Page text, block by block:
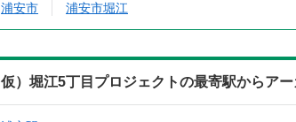
浦安市 浦安市堀江
仮）堀江5丁目プロジェクトの最寄駅からア